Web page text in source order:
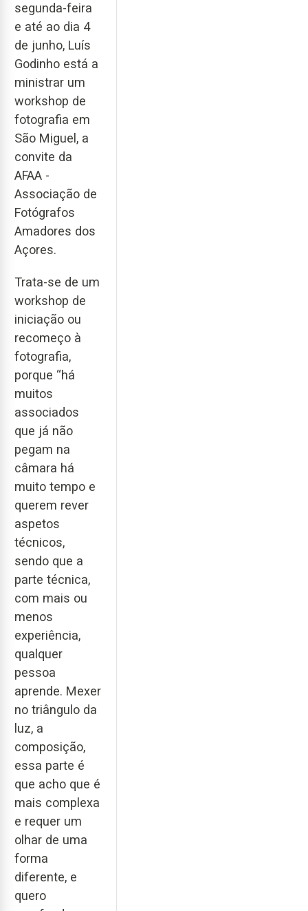
segunda-feira
e até ao dia 4
de junho, Luís
Godinho está a
ministrar um
workshop de
fotografia em
São Miguel, a
convite da
AFAA -
Associação de
Fotógrafos
Amadores dos
Açores.
Trata-se de um
workshop de
iniciação ou
recomeço à
fotografia,
porque “há
muitos
associados
que já não
pegam na
câmara há
muito tempo e
querem rever
aspetos
técnicos,
sendo que a
parte técnica,
com mais ou
menos
experiência,
qualquer
pessoa
aprende. Mexer
no triângulo da
luz, a
composição,
essa parte é
que acho que é
mais complexa
e requer um
olhar de uma
forma
diferente, e
quero